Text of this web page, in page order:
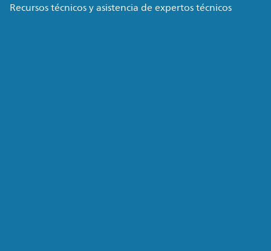
Recursos técnicos y asistencia de expertos técnicos